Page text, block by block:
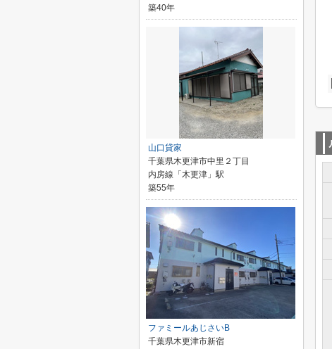
築40年
山口貸家
千葉県木更津市中里２丁目
内房線「木更津」駅
築55年
ファミールあじさいB
千葉県木更津市新宿